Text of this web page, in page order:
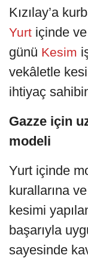
Kızılay’a
Yurt içinde ve
günü Kesim
vekâletle
ihtiyaç
Gazze için
modeli
Yurt içinde
kurallarına
kesimi
başarıyla
sayesinde